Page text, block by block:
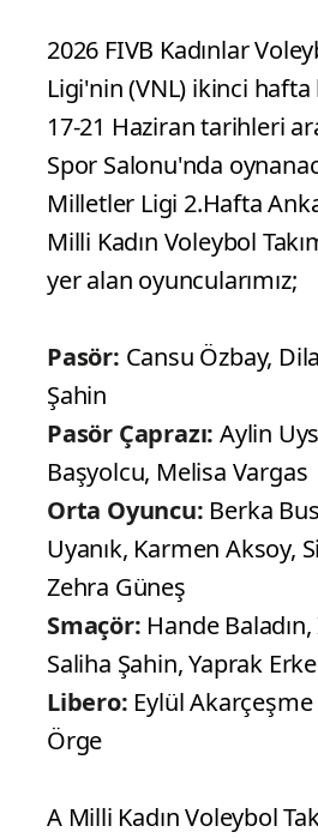
2026 FIVB Kadınlar
Ligi'nin (VNL) ikinci hafta
17-21 Haziran tarihleri
Spor Salonu'nda
Milletler Ligi 2.Hafta
Milli Kadın Voleybol
yer alan oyuncularımız;
Pasör: Cansu Özbay,
Şahin
Pasör Çaprazı: Aylin
Başyolcu, Melisa Vargas
Orta Oyuncu: Berka
Uyanık, Karmen Aksoy,
Zehra Güneş
Smaçör: Hande
Saliha Şahin, Yaprak
Libero: Eylül Akarçeşme
Örge
A Milli Kadın Voleybol